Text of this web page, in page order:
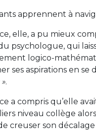
apprennent à
elle, a pu mieux
psychologue, qui
logico-
ses aspirations en se
.
a compris qu’elle
niveau collège alors
creuser son décalage